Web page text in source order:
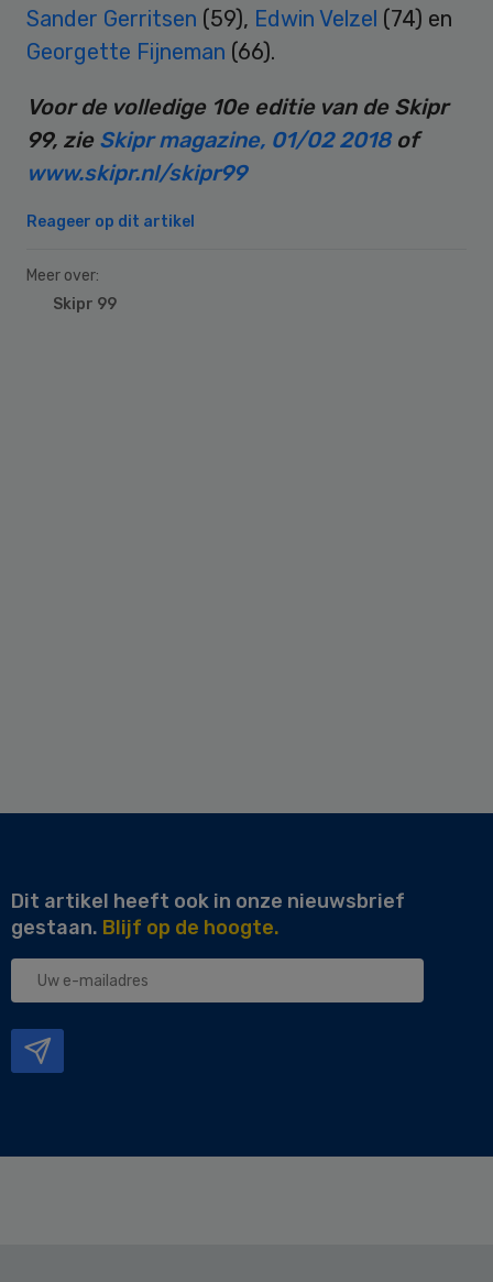
Sander Gerritsen (59), Edwin Velzel (74) en
Georgette Fijneman (66).
Voor de volledige 10e editie van de Skipr
99, zie Skipr magazine, 01/02 2018 of
www.skipr.nl/skipr99
Reageer op dit artikel
Meer over:
Skipr 99
Dit artikel heeft ook in onze nieuwsbrief
gestaan. Blijf op de hoogte.
Uw